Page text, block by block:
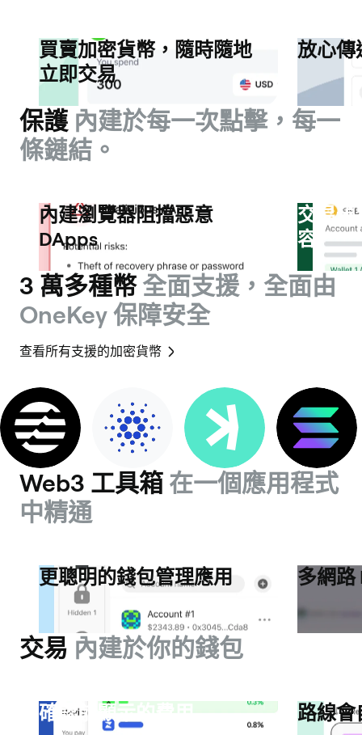
買賣加密貨幣，隨時隨地
立即交易
放心傳
保護 內建於每一次點擊，每一
條鏈結。
內建瀏覽器阻擋惡意
DApps
交易預
容
3 萬多種幣 全面支援，全面由
OneKey 保障安全
查看所有支援的加密貨幣
Web3 工具箱 在一個應用程式
中精通
更聰明的錢包管理應用 多網路
交易 內建於你的錢包
確認前顯示的費用 路線會